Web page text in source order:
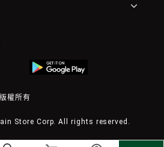
權所有
Store Corp. All rights reserved.